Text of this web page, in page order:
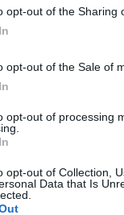
opt-out of the Sharing
opt-out of the Sale of
opt-out of processing
opt-out of Collection,
Data that Is
wczoraj. Pomyliłam
(ella 30mg) i je
teraz 7 dni
dniu. Stosunek był
zajść w
pacjentki